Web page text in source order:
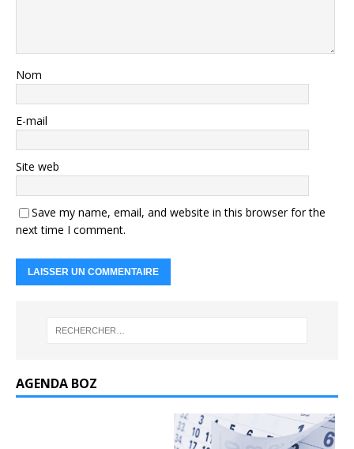
Nom
E-mail
Site web
Save my name, email, and website in this browser for the
next time I comment.
AGENDA BOZ